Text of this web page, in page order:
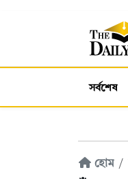
সর্বশেষ
হোম